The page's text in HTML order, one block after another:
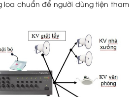
loa chuẩn để người dùng tiện tham